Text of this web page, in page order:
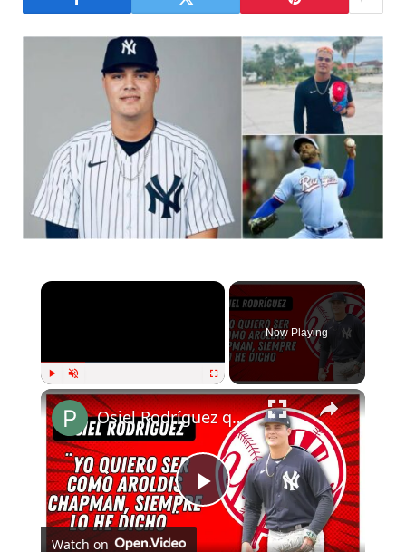
Play Unmute Fullscreen
Now Playing
Play
Osiel Rodríguez quiere ser como Aroldis Chapman | Pelota Cubana USA
Watch on